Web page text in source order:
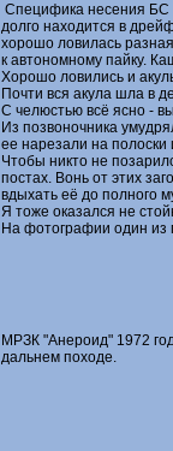
Специфика несения БС
долго находится в
хорошо ловилась
к автономному пайку.
Хорошо ловились и
Почти вся акула шла в
С челюстью всё ясно -
Из позвоночника
ее нарезали на полоски
Чтобы никто не
постах. Вонь от этих
вдыхать её до полного
Я тоже оказался не
На фотографии один из
МРЗК "Анероид" 1972
дальнем походе.